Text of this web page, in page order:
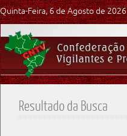
Quinta-Feira, 6 de Agosto de 2026
Resultado da Busca